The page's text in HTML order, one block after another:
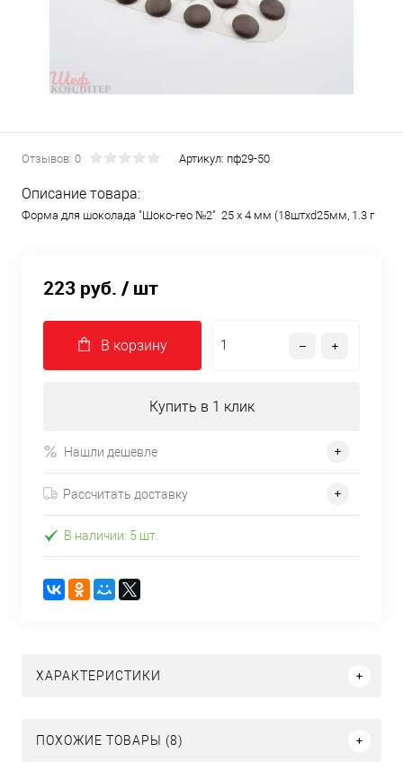
Отзывов: 0 Артикул: пф29-50
Описание товара:
Форма для шоколада "Шоко-гео №2" 25 х 4 мм (18штхd25мм, 1.3 г
223 руб. / шт
В корзину
Купить в 1 клик
Нашли дешевле
Рассчитать доставку
В наличии: 5 шт.
ХАРАКТЕРИСТИКИ
ПОХОЖИЕ ТОВАРЫ (8)